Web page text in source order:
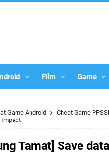
Film Game
Game Android Cheat Game
Impact
Tamat] Save